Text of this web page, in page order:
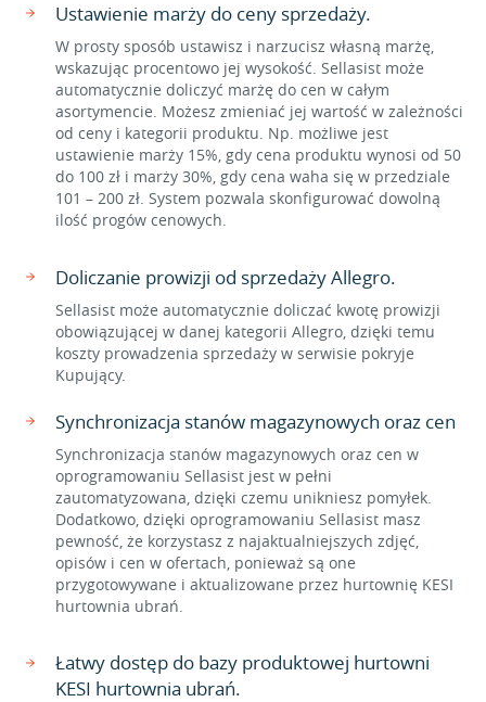
Ustawienie marży do ceny sprzedaży.
W prosty sposób ustawisz i narzucisz własną marżę,
wskazując procentowo jej wysokość. Sellasist może
automatycznie doliczyć marżę do cen w całym
asortymencie. Możesz zmieniać jej wartość w zależności
od ceny i kategorii produktu. Np. możliwe jest
ustawienie marży 15%, gdy cena produktu wynosi od 50
do 100 zł i marży 30%, gdy cena waha się w przedziale
101 – 200 zł. System pozwala skonfigurować dowolną
ilość progów cenowych.
Doliczanie prowizji od sprzedaży Allegro.
Sellasist może automatycznie doliczać kwotę prowizji
obowiązującej w danej kategorii Allegro, dzięki temu
koszty prowadzenia sprzedaży w serwisie pokryje
Kupujący.
Synchronizacja stanów magazynowych oraz cen
Synchronizacja stanów magazynowych oraz cen w
oprogramowaniu Sellasist jest w pełni
zautomatyzowana, dzięki czemu unikniesz pomyłek.
Dodatkowo, dzięki oprogramowaniu Sellasist masz
pewność, że korzystasz z najaktualniejszych zdjęć,
opisów i cen w ofertach, ponieważ są one
przygotowywane i aktualizowane przez hurtownię KESI
hurtownia ubrań.
Łatwy dostęp do bazy produktowej hurtowni
KESI hurtownia ubrań.